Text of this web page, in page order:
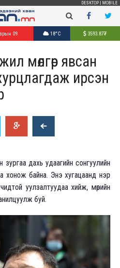
DESKTOP MOBILE
09 18°C 3593.87₮
мөлгөр явсан
ирсэн
зургаа дахь удаагийн сонгуулийн
хонож байна. Энэ хугацаанд нэр
уулзалтуудаа хийж, мөрийн
буй.